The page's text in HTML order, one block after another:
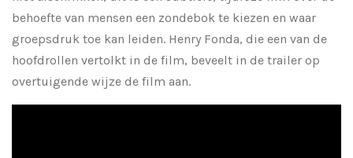
behoefte van mensen een zondebok te kiezen en waar
groepsdruk toe kan leiden. Henry Fonda, die een van de
hoofdrollen vertolkt in de film, beveelt in de trailer op
overtuigende wijze de film aan.